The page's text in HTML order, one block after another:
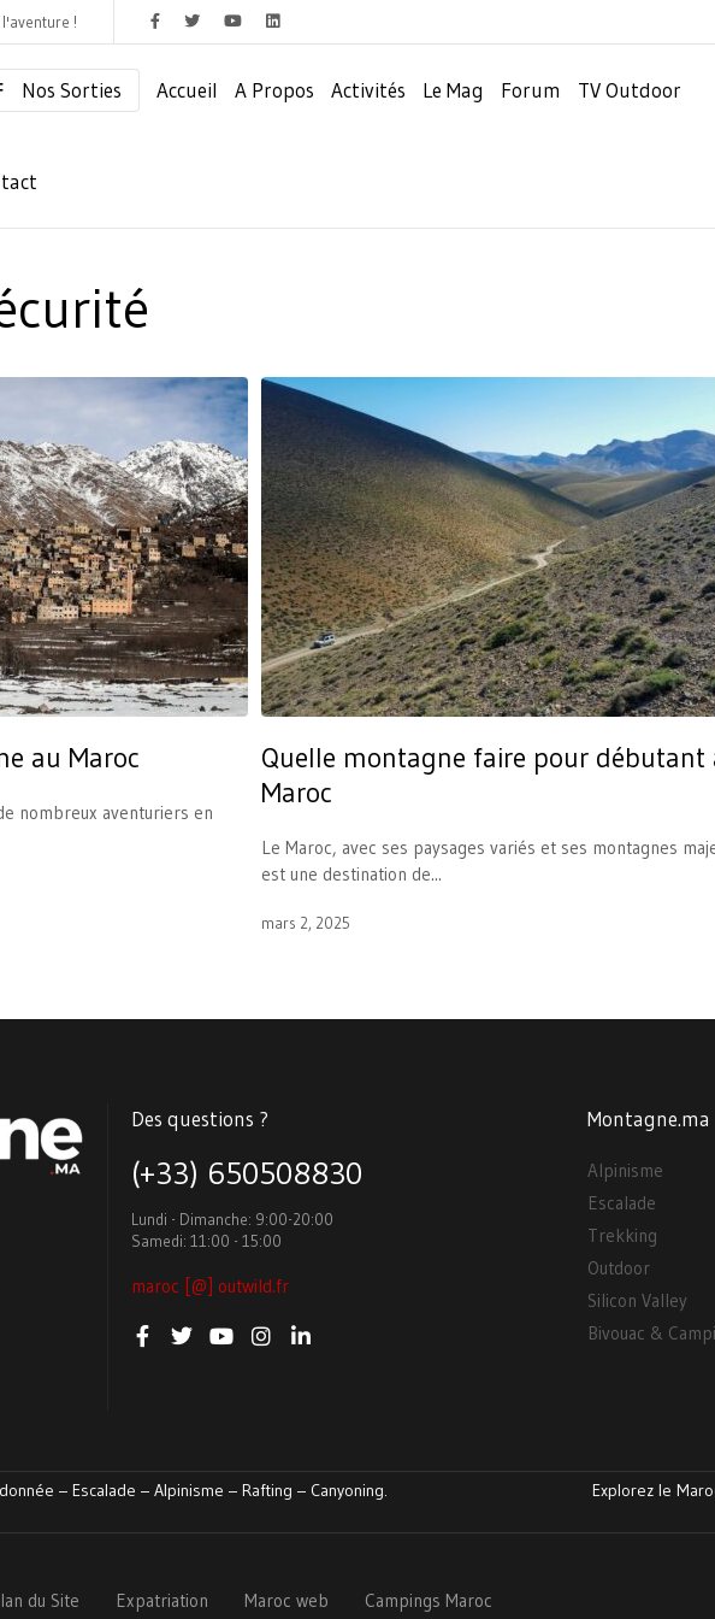
!
Nos Sorties Accueil A Propos Activités Le Mag Forum TV Outdoor
au Maroc
nombreux aventuriers en
Quelle montagne faire pour débutant
Maroc
Le Maroc, avec ses paysages variés et ses montagnes
est une destination de...
mars 2, 2025
Des questions ?
(+33) 650508830
Lundi - Dimanche: 9:00-20:00
Samedi: 11:00 - 15:00
maroc [@] outwild.fr
Montagne.ma
Alpinisme
Escalade
Trekking
Outdoor
Silicon Valley
Bivouac &
– Escalade – Alpinisme – Rafting – Canyoning. Explorez le
du Site Expatriation Maroc web Campings Maroc